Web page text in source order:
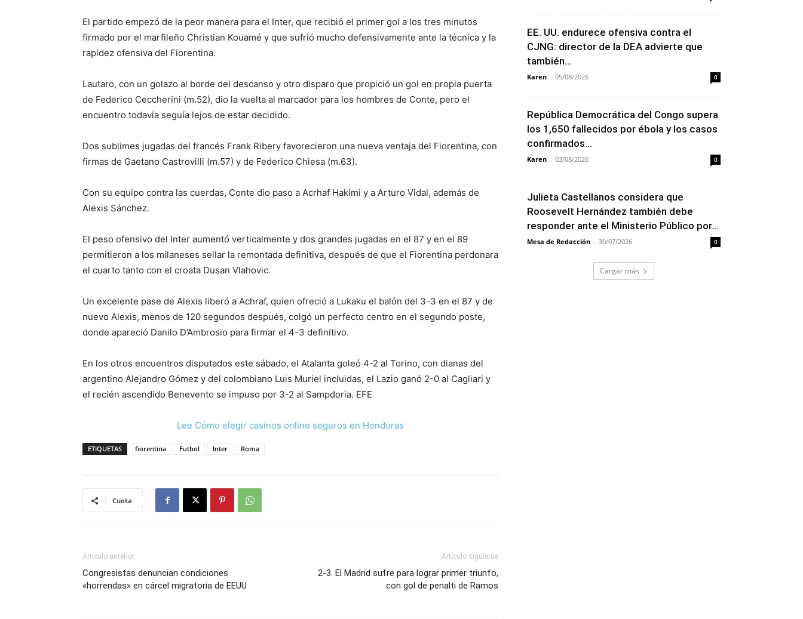
El partido empezó de la peor manera para el Inter, que recibió el primer gol a los tres minutos
firmado por el marfileño Christian Kouamé y que sufrió mucho defensivamente ante la técnica y la
rapidez ofensiva del Fiorentina.
Lautaro, con un golazo al borde del descanso y otro disparo que propició un gol en propia puerta
de Federico Ceccherini (m.52), dio la vuelta al marcador para los hombres de Conte, pero el
encuentro todavía seguía lejos de estar decidido.
Dos sublimes jugadas del francés Frank Ribery favorecieron una nueva ventaja del Fiorentina, con
firmas de Gaetano Castrovilli (m.57) y de Federico Chiesa (m.63).
Con su equipo contra las cuerdas, Conte dio paso a Acrhaf Hakimi y a Arturo Vidal, además de
Alexis Sánchez.
El peso ofensivo del Inter aumentó verticalmente y dos grandes jugadas en el 87 y en el 89
permitieron a los milaneses sellar la remontada definitiva, después de que el Fiorentina perdonara
el cuarto tanto con el croata Dusan Vlahovic.
Un excelente pase de Alexis liberó a Achraf, quien ofreció a Lukaku el balón del 3-3 en el 87 y de
nuevo Alexis, menos de 120 segundos después, colgó un perfecto centro en el segundo poste,
donde apareció Danilo D’Ambrosio para firmar el 4-3 definitivo.
En los otros encuentros disputados este sábado, el Atalanta goleó 4-2 al Torino, con dianas del
argentino Alejandro Gómez y del colombiano Luis Muriel incluidas, el Lazio ganó 2-0 al Cagliari y
el recién ascendido Benevento se impuso por 3-2 al Sampdoria. EFE
Lee Cómo elegir casinos online seguros en Honduras
ETIQUETAS fiorentina Futbol Inter Roma
Cuota
Artículo anterior
Congresistas denuncian condiciones
«horrendas» en cárcel migratoria de EEUU
Artículo siguiente
2-3. El Madrid sufre para lograr primer triunfo,
con gol de penalti de Ramos
EE. UU. endurece ofensiva contra el
CJNG: director de la DEA advierte que
también...
Karen - 05/08/2026 0
República Democrática del Congo supera
los 1,650 fallecidos por ébola y los casos
confirmados...
Karen - 03/08/2026 0
Julieta Castellanos considera que
Roosevelt Hernández también debe
responder ante el Ministerio Público por...
Mesa de Redacción - 30/07/2026 0
Cargar más